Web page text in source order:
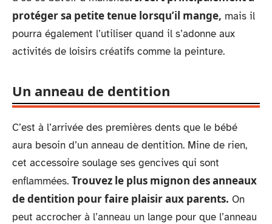
protéger sa petite tenue lorsqu’il mange, mais il
pourra également l’utiliser quand il s’adonne aux
activités de loisirs créatifs comme la peinture.
Un anneau de dentition
C’est à l’arrivée des premières dents que le bébé
aura besoin d’un anneau de dentition. Mine de rien,
cet accessoire soulage ses gencives qui sont
enflammées. Trouvez le plus mignon des anneaux
de dentition pour faire plaisir aux parents. On
peut accrocher à l’anneau un lange pour que l’anneau